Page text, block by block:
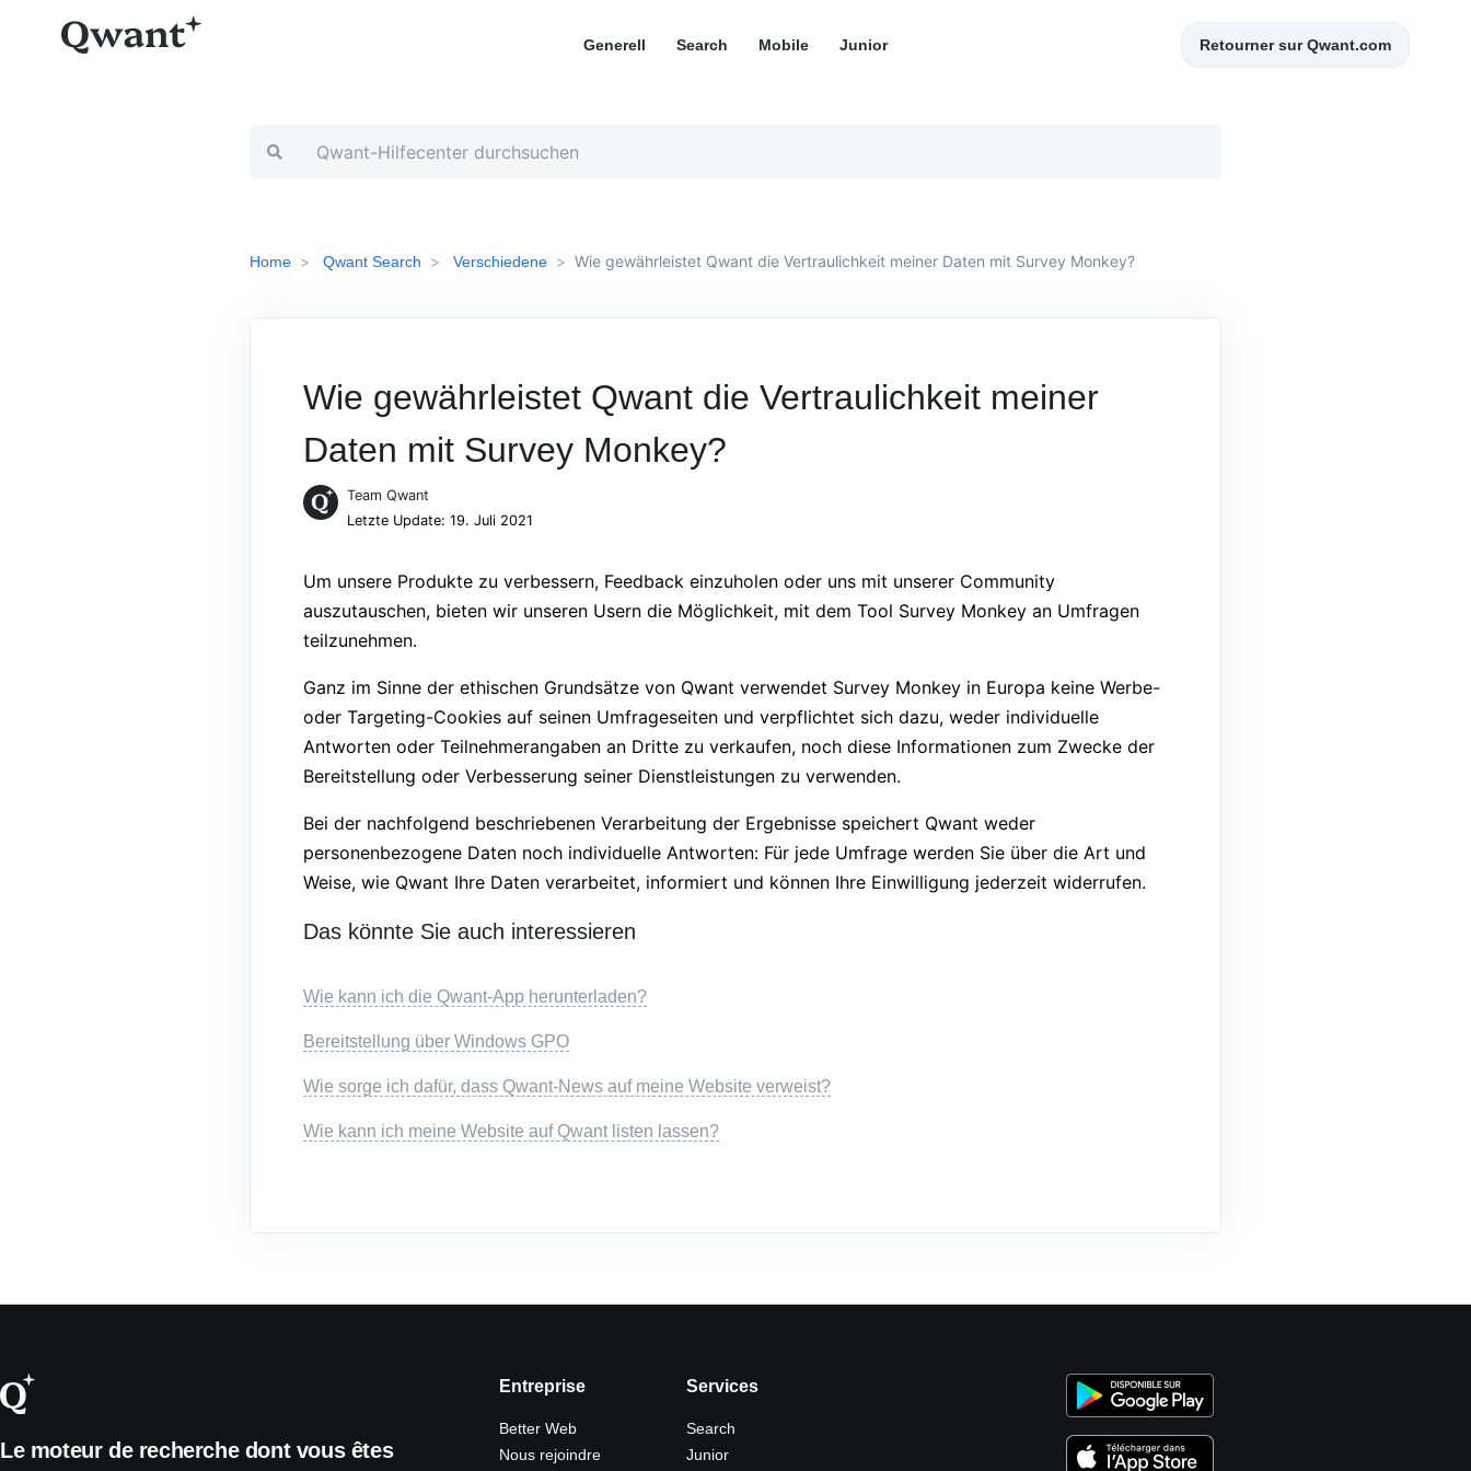
Generell Search Mobile Junior Retourner sur Qwant.com
Home Qwant Search Verschiedene Wie gewährleistet Qwant die Vertraulichkeit meiner Daten mit Survey Monkey?
Wie gewährleistet Qwant die Vertraulichkeit meiner
Daten mit Survey Monkey?
Team Qwant
Letzte Update: 19. Juli 2021
Um unsere Produkte zu verbessern, Feedback einzuholen oder uns mit unserer Community
auszutauschen, bieten wir unseren Usern die Möglichkeit, mit dem Tool Survey Monkey an Umfragen
teilzunehmen.
Ganz im Sinne der ethischen Grundsätze von Qwant verwendet Survey Monkey in Europa keine Werbe-
oder Targeting-Cookies auf seinen Umfrageseiten und verpflichtet sich dazu, weder individuelle
Antworten oder Teilnehmerangaben an Dritte zu verkaufen, noch diese Informationen zum Zwecke der
Bereitstellung oder Verbesserung seiner Dienstleistungen zu verwenden.
Bei der nachfolgend beschriebenen Verarbeitung der Ergebnisse speichert Qwant weder
personenbezogene Daten noch individuelle Antworten: Für jede Umfrage werden Sie über die Art und
Weise, wie Qwant Ihre Daten verarbeitet, informiert und können Ihre Einwilligung jederzeit widerrufen.
Das könnte Sie auch interessieren
Wie kann ich die Qwant-App herunterladen?
Bereitstellung über Windows GPO
Wie sorge ich dafür, dass Qwant-News auf meine Website verweist?
Wie kann ich meine Website auf Qwant listen lassen?
Le moteur de recherche dont vous êtes
Entreprise
Better Web
Nous rejoindre
Services
Search
Junior